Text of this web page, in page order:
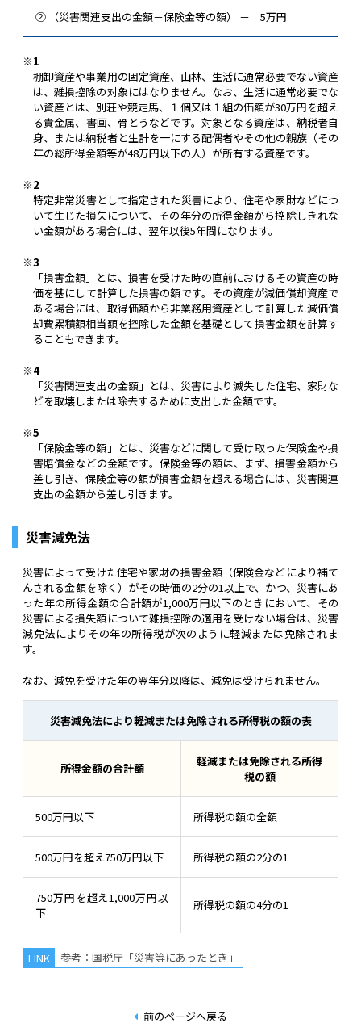
② （災害関連支出の金額－保険金等の額） － 5万円
※1
棚卸資産や事業用の固定資産、山林、生活に通常必要でない資産
は、雑損控除の対象にはなりません。なお、生活に通常必要でな
い資産とは、別荘や競走馬、１個又は１組の価額が30万円を超え
る貴金属、書画、骨とうなどです。対象となる資産は、納税者自
身、または納税者と生計を一にする配偶者やその他の親族（その
年の総所得金額等が48万円以下の人）が所有する資産です。
※2
特定非常災害として指定された災害により、住宅や家財などにつ
いて生じた損失について、その年分の所得金額から控除しきれな
い金額がある場合には、翌年以後5年間になります。
※3
「損害金額」とは、損害を受けた時の直前におけるその資産の時
価を基にして計算した損害の額です。その資産が減価償却資産で
ある場合には、取得価額から非業務用資産として計算した減価償
却費累積額相当額を控除した金額を基礎として損害金額を計算す
ることもできます。
※4
「災害関連支出の金額」とは、災害により滅失した住宅、家財な
どを取壊しまたは除去するために支出した金額です。
※5
「保険金等の額」とは、災害などに関して受け取った保険金や損
害賠償金などの金額です。保険金等の額は、まず、損害金額から
差し引き、保険金等の額が損害金額を超える場合には、災害関連
支出の金額から差し引きます。
災害減免法
災害によって受けた住宅や家財の損害金額（保険金などにより補て
んされる金額を除く）がその時価の2分の1以上で、かつ、災害にあ
った年の所得金額の合計額が1,000万円以下のときにおいて、その
災害による損失額について雑損控除の適用を受けない場合は、災害
減免法によりその年の所得税が次のように軽減または免除されま
す。
なお、減免を受けた年の翌年分以降は、減免は受けられません。
災害減免法により軽減または免除される所得税の額の表
所得金額の合計額
軽減または免除される所得
税の額
500万円以下 所得税の額の全額
500万円を超え750万円以下 所得税の額の2分の1
750万円を超え1,000万円以
下
所得税の額の4分の1
参考：国税庁「災害等にあったとき」
前のページへ戻る